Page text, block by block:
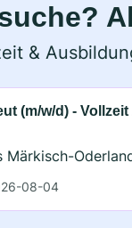
&
(m/w/d) - Vollzeit
Märkisch-
08-04